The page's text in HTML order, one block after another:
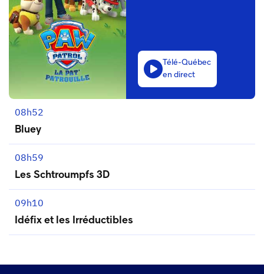
Télé-Québec
en direct
08h52
Bluey
08h59
Les Schtroumpfs 3D
09h10
Idéfix et les Irréductibles